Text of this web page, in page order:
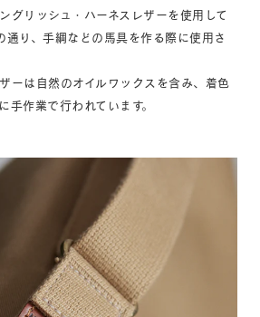
グリッシュ・ハーネスレザーを使用して
通り、手綱などの馬具を作る際に使用さ
ーは自然のオイルワックスを含み、着色
手作業で行われています。